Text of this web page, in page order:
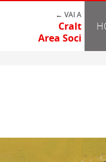
← VAI A
Cralt
Area Soci